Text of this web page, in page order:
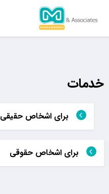
خدمات
برای اشخاص حقیقی
برای اشخاص حقوقی